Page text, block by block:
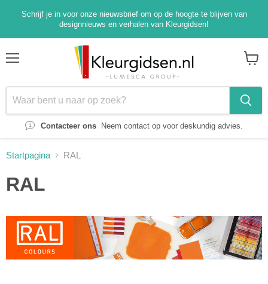
Schrijf je in voor onze nieuwsbrief om op de hoogte te blijven van
designnieuws en verhalen van Kleurgidsen!
Contacteer ons Neem contact op voor deskundig advies.
Startpagina RAL
RAL